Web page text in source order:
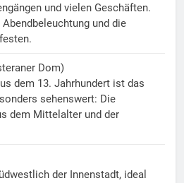
und vielen Geschäften.
und die
Dom)
dem 13. Jahrhundert ist das
sehenswert: Die
dem Mittelalter und der
der Innenstadt, ideal